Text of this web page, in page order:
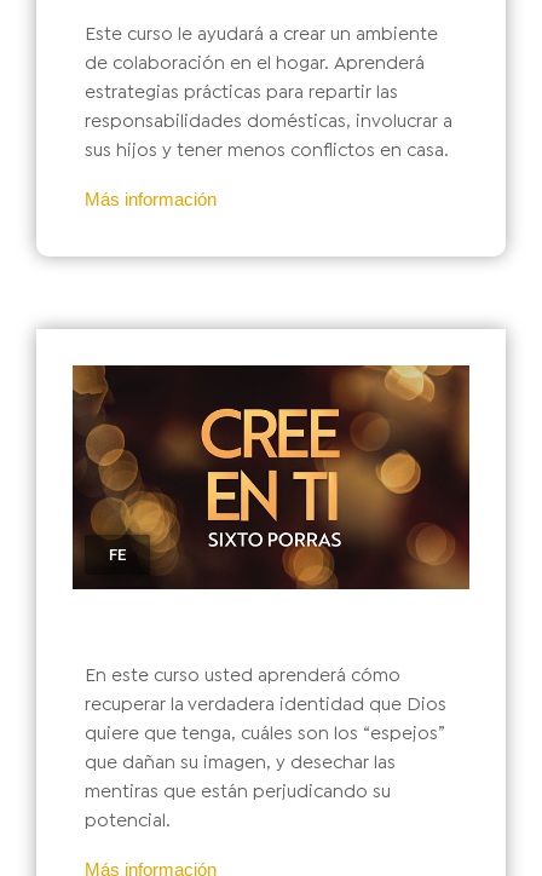
Este curso le ayudará a crear un ambiente
de colaboración en el hogar. Aprenderá
estrategias prácticas para repartir las
responsabilidades domésticas, involucrar a
sus hijos y tener menos conflictos en casa.
Más información
FE
En este curso usted aprenderá cómo
recuperar la verdadera identidad que Dios
quiere que tenga, cuáles son los “espejos”
que dañan su imagen, y desechar las
mentiras que están perjudicando su
potencial.
Más información